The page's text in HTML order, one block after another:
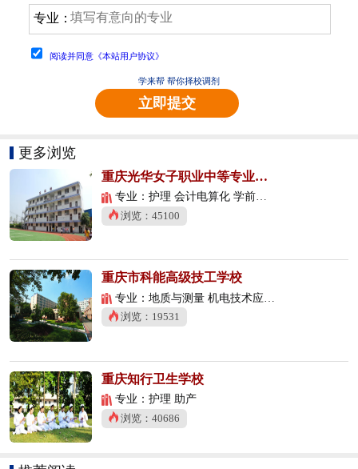
专业：
阅读并同意《本站用户协议》
学来帮 帮你择校调剂
立即提交
更多浏览
重庆光华女子职业中等专业学校
专业：护理 会计电算化 学前教育
浏览：45100
重庆市科能高级技工学校
专业：地质与测量 机电技术应用 数控技术应用
浏览：19531
重庆知行卫生学校
专业：护理 助产
浏览：40686